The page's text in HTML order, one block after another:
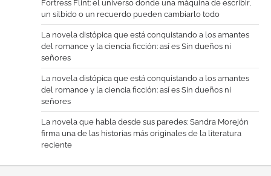
Fortress Flint: el universo donde una máquina de escribir,
un silbido o un recuerdo pueden cambiarlo todo
La novela distópica que está conquistando a los amantes
del romance y la ciencia ficción: así es Sin dueños ni
señores
La novela distópica que está conquistando a los amantes
del romance y la ciencia ficción: así es Sin dueños ni
señores
La novela que habla desde sus paredes: Sandra Morejón
firma una de las historias más originales de la literatura
reciente